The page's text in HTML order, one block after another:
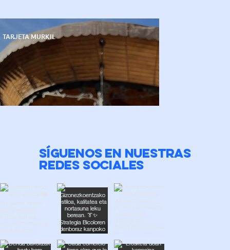
TARJETA MURKIL
SÍGUENOS EN NUESTRAS
REDES SOCIALES